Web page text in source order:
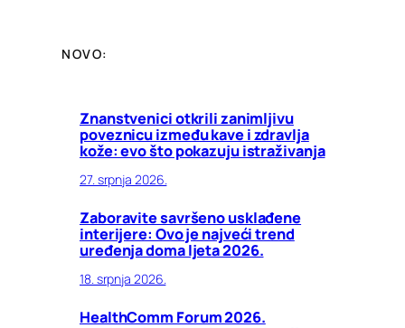
NOVO:
Znanstvenici otkrili zanimljivu
poveznicu između kave i zdravlja
kože: evo što pokazuju istraživanja
27. srpnja 2026.
Zaboravite savršeno usklađene
interijere: Ovo je najveći trend
uređenja doma ljeta 2026.
18. srpnja 2026.
HealthComm Forum 2026.